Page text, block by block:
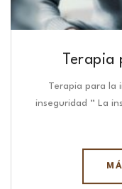
Terapia para la
inseguridad “ La